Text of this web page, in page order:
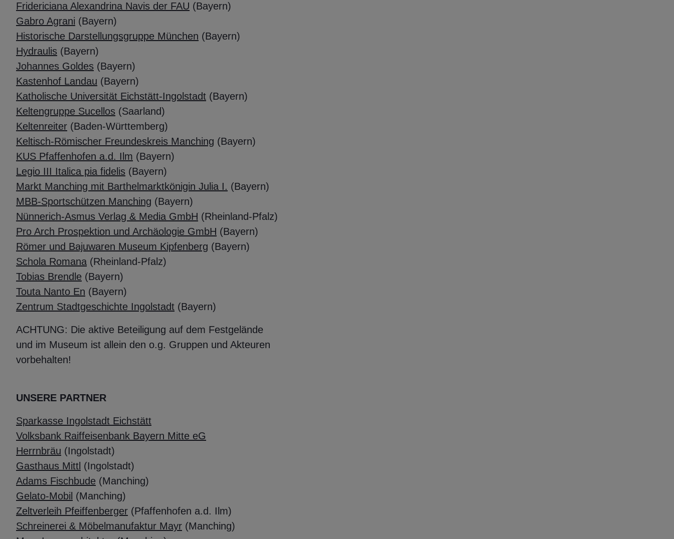
Fridericiana Alexandrina Navis der FAU (Bayern)
Gabro Agrani (Bayern)
Historische Darstellungsgruppe München (Bayern)
Hydraulis (Bayern)
Johannes Goldes (Bayern)
Kastenhof Landau (Bayern)
Katholische Universität Eichstätt-Ingolstadt (Bayern)
Keltengruppe Sucellos (Saarland)
Keltenreiter (Baden-Württemberg)
Keltisch-Römischer Freundeskreis Manching (Bayern)
KUS Pfaffenhofen a.d. Ilm (Bayern)
Legio III Italica pia fidelis (Bayern)
Markt Manching mit Barthelmarktkönigin Julia I. (Bayern)
MBB-Sportschützen Manching (Bayern)
Nünnerich-Asmus Verlag & Media GmbH (Rheinland-Pfalz)
Pro Arch Prospektion und Archäologie GmbH (Bayern)
Römer und Bajuwaren Museum Kipfenberg (Bayern)
Schola Romana (Rheinland-Pfalz)
Tobias Brendle (Bayern)
Touta Nanto En (Bayern)
Zentrum Stadtgeschichte Ingolstadt (Bayern)
ACHTUNG: Die aktive Beteiligung auf dem Festgelände
und im Museum ist allein den o.g. Gruppen und Akteuren
vorbehalten!
UNSERE PARTNER
Sparkasse Ingolstadt Eichstätt
Volksbank Raiffeisenbank Bayern Mitte eG
Herrnbräu (Ingolstadt)
Gasthaus Mittl (Ingolstadt)
Adams Fischbude (Manching)
Gelato-Mobil (Manching)
Zeltverleih Pfeiffenberger (Pfaffenhofen a.d. Ilm)
Schreinerei & Möbelmanufaktur Mayr (Manching)